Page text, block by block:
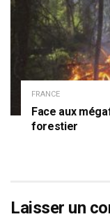
FRANCE
Face aux
forestier
Laisser un